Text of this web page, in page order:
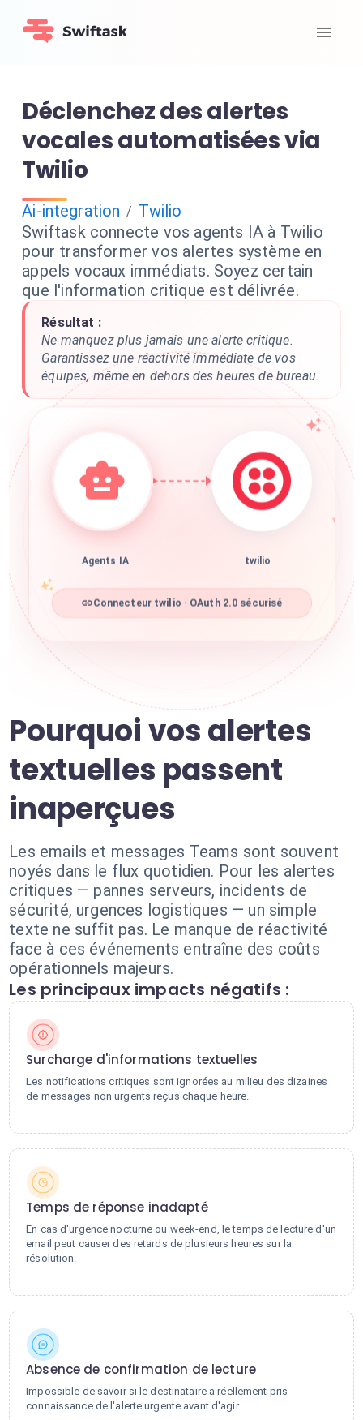
Déclenchez des alertes
vocales automatisées via
Twilio
Ai-integration / Twilio
Swiftask connecte vos agents IA à Twilio
pour transformer vos alertes système en
appels vocaux immédiats. Soyez certain
que l'information critique est délivrée.
Résultat :
Ne manquez plus jamais une alerte critique.
Garantissez une réactivité immédiate de vos
équipes, même en dehors des heures de bureau.
Agents IA twilio
Connecteur twilio · OAuth 2.0 sécurisé
Pourquoi vos alertes
textuelles passent
inaperçues
Les emails et messages Teams sont souvent
noyés dans le flux quotidien. Pour les alertes
critiques — pannes serveurs, incidents de
sécurité, urgences logistiques — un simple
texte ne suffit pas. Le manque de réactivité
face à ces événements entraîne des coûts
opérationnels majeurs.
Les principaux impacts négatifs :
Surcharge d'informations textuelles
Les notifications critiques sont ignorées au milieu des dizaines
de messages non urgents reçus chaque heure.
Temps de réponse inadapté
En cas d'urgence nocturne ou week-end, le temps de lecture d'un
email peut causer des retards de plusieurs heures sur la
résolution.
Absence de confirmation de lecture
Impossible de savoir si le destinataire a réellement pris
connaissance de l'alerte urgente avant d'agir.